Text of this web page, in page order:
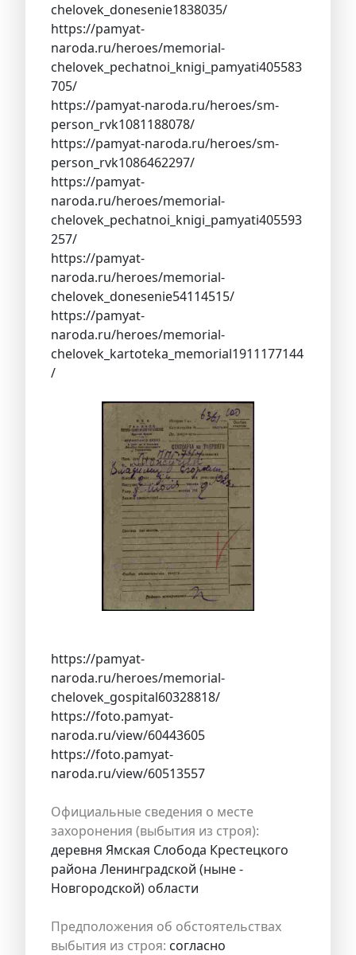
chelovek_donesenie1838035/
https://pamyat-
naroda.ru/heroes/memorial-
chelovek_pechatnoi_knigi_pamyati405583
705/
https://pamyat-naroda.ru/heroes/sm-
person_rvk1081188078/
https://pamyat-naroda.ru/heroes/sm-
person_rvk1086462297/
https://pamyat-
naroda.ru/heroes/memorial-
chelovek_pechatnoi_knigi_pamyati405593
257/
https://pamyat-
naroda.ru/heroes/memorial-
chelovek_donesenie54114515/
https://pamyat-
naroda.ru/heroes/memorial-
chelovek_kartoteka_memorial1911177144
/
https://pamyat-
naroda.ru/heroes/memorial-
chelovek_gospital60328818/
https://foto.pamyat-
naroda.ru/view/60443605
https://foto.pamyat-
naroda.ru/view/60513557
Официальные сведения о месте
захоронения (выбытия из строя):
деревня Ямская Слобода Крестецкого
района Ленинградской (ныне -
Новгородской) области
Предположения об обстоятельствах
выбытия из строя: согласно